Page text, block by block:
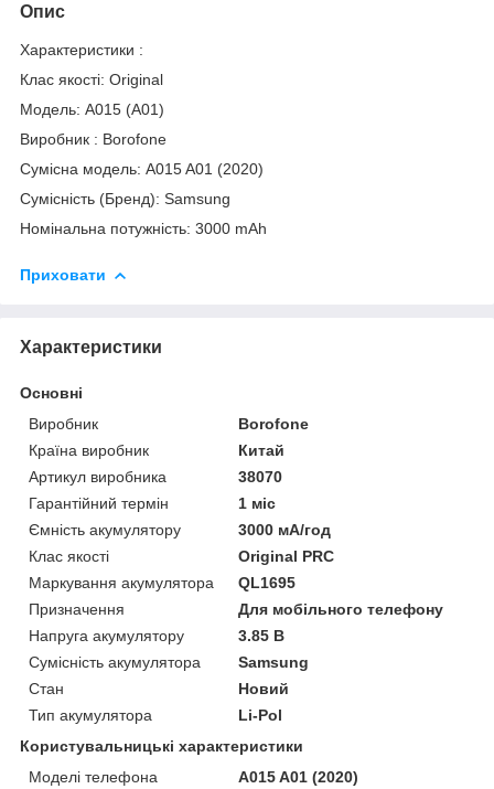
Опис
Характеристики :
Клас якості: Original
Модель: A015 (A01)
Виробник : Borofone
Сумісна модель: A015 A01 (2020)
Сумісність (Бренд): Samsung
Номінальна потужність: 3000 mAh
Приховати
Характеристики
Основні
Виробник
Borofone
Країна виробник
Китай
Артикул виробника
38070
Гарантійний термін
1 міс
Ємність акумулятору
3000 мА/год
Клас якості
Original PRC
Маркування акумулятора
QL1695
Призначення
Для мобільного телефону
Напруга акумулятору
3.85 В
Сумісність акумулятора
Samsung
Стан
Новий
Тип акумулятора
Li-Pol
Користувальницькі характеристики
Моделі телефона
A015 A01 (2020)